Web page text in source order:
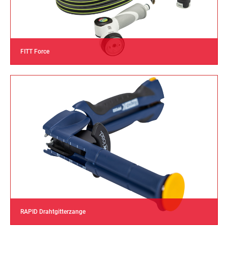
FITT Force
RAPID Drahtgitterzange